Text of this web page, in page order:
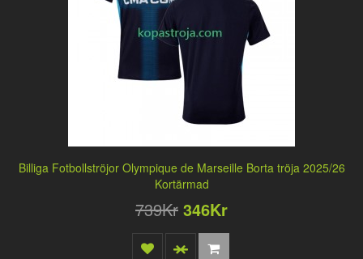
Billiga Fotbollströjor Olympique de Marseille Borta tröja 2025/26
Kortärmad
739Kr 346Kr